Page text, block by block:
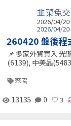
韭菜兔
2026/04/20
2026/04/20
260420 盤後程
📌 多家外資買入
(6139), 中美晶
聚陽
13135 0